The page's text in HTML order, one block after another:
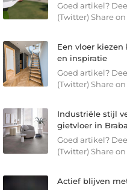
Goed artikel?
(Twitter) Share on
Een vloer
en inspiratie
Goed artikel?
(Twitter) Share on
Industriële stijl
gietvloer in
Goed artikel?
(Twitter) Share on
Actief blijven